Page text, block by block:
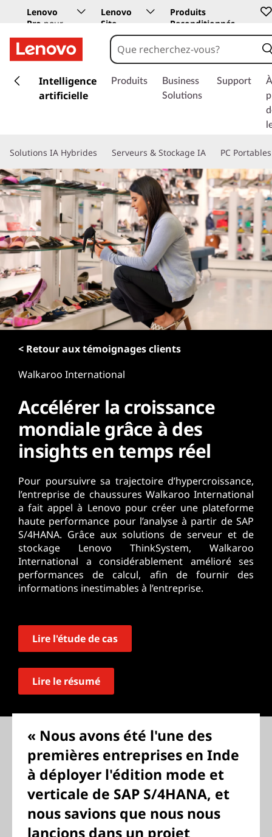
Lenovo
Pro pour
les
entreprises
Lenovo
Site
Education
Produits
Reconditionnés
a
a
c
o
n
t
e
n
u
p
i
n
c
Intelligence
artificielle
Produits
Business
Solutions
Support
À
Solutions IA Hybrides Serveurs & Stockage IA PC
< Retour aux témoignages clients
Walkaroo International
Accélérer la croissance
mondiale grâce à des
insights en temps réel
Pour poursuivre sa trajectoire d’hypercroissance,
l’entreprise de chaussures Walkaroo International
a fait appel à Lenovo pour créer une plateforme
haute performance pour l’analyse à partir de SAP
S/4HANA. Grâce aux solutions de serveur et de
stockage Lenovo ThinkSystem, Walkaroo
International a considérablement amélioré ses
performances de calcul, afin de fournir des
informations inestimables à l’entreprise.
Lire l'étude de cas
Lire le résumé
« Nous avons été l'une des
premières entreprises en Inde
à déployer l'édition mode et
verticale de SAP S/4HANA, et
nous savions que nous nous
lancions dans un projet